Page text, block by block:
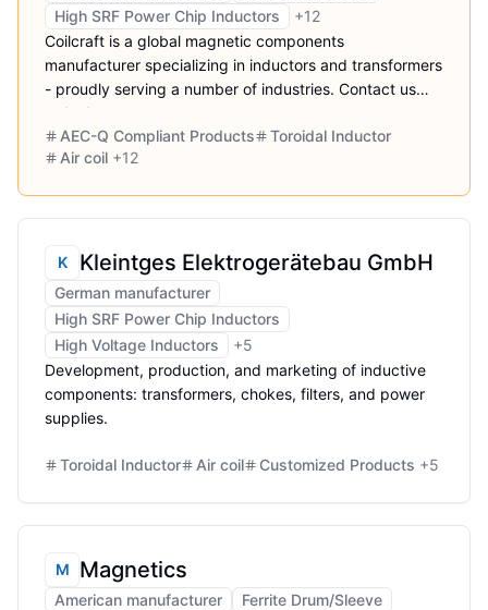
High SRF Power Chip Inductors
+12
Coilcraft is a global magnetic components
manufacturer specializing in inductors and transformers
- proudly serving a number of industries. Contact us
today!
AEC-Q Compliant Products
Toroidal Inductor
Air coil +12
K Kleintges Elektrogerätebau GmbH
German manufacturer
High SRF Power Chip Inductors
High Voltage Inductors
+5
Development, production, and marketing of inductive
components: transformers, chokes, filters, and power
supplies.
Toroidal Inductor Air coil Customized Products +5
M Magnetics
American manufacturer
Ferrite Drum/Sleeve